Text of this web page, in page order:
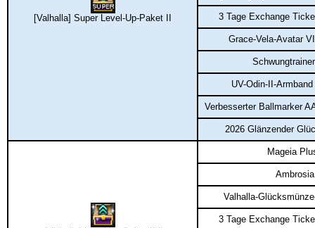
[Valhalla] Super Level-Up-Paket II 3 Tage Exchange
Grace-Vela-Avatar
UV-Odin-II-
Verbesserter Ballmarker
2026 Glänzender
Mageia
Valhalla-
3 Tage Exchange